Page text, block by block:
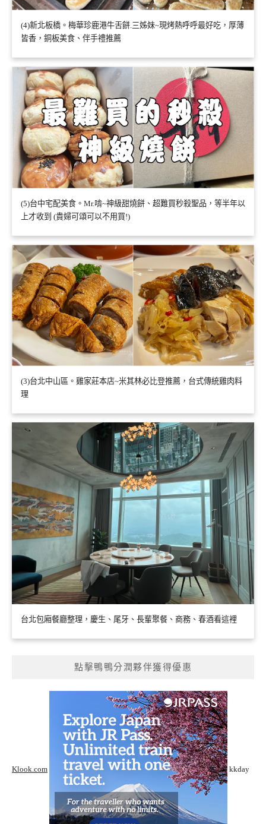
(4)新北板橋。梅華珍鹿港牛舌餅.三姊妹~現烤熱呼呼最好吃，厚薄
皆香，銅板美食、伴手禮推薦
(5)台中宅配美食。Mr.啃~神級甜燒餅、超難買秒殺聖品，等半年以
上才收到 (貴婦可頌可以不用買!)
(3)台北中山區。雞家莊本店~米其林必比登推薦，台式傳統雞肉料
理
台北包廂餐廳整理，慶生、尾牙、長輩聚餐、商務、春酒看這裡
點擊鴨鴨分潤夥伴獲得優惠
Klook.com kkday